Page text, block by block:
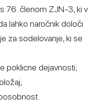
76. členom ZJN-3, ki v
lahko naročnik določi
za sodelovanje, ki se
poklicne dejavnosti;